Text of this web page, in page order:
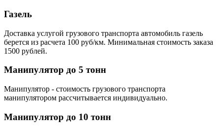
Газель
Доставка услугой грузового транспорта автомобиль газель
берется из расчета 100 руб/км. Минимальная стоимость заказа
1500 рублей.
Манипулятор до 5 тонн
Манипулятор - стоимость грузового транспорта
манипулятором рассчитывается индивидуально.
Манипулятор до 10 тонн